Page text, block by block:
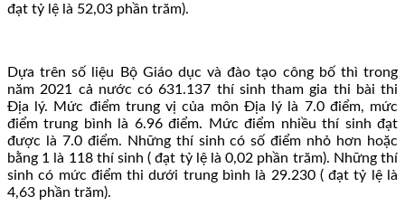
đạt tỷ lệ là 52,03 phần trăm).
Dựa trên số liệu Bộ Giáo dục và đào tạo công bố thì trong
năm 2021 cả nước có 631.137 thí sinh tham gia thi bài thi
Địa lý. Mức điểm trung vị của môn Địa lý là 7.0 điểm, mức
điểm trung bình là 6.96 điểm. Mức điểm nhiều thí sinh đạt
được là 7.0 điểm. Những thí sinh có số điểm nhỏ hơn hoặc
bằng 1 là 118 thí sinh ( đạt tỷ lệ là 0,02 phần trăm). Những thí
sinh có mức điểm thi dưới trung bình là 29.230 ( đạt tỷ lệ là
4,63 phần trăm).